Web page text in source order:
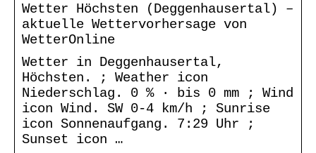
Wetter Höchsten (Deggenhausertal) –
aktuelle Wettervorhersage von
WetterOnline
Wetter in Deggenhausertal,
Höchsten. ; Weather icon
Niederschlag. 0 % · bis 0 mm ; Wind
icon Wind. SW 0-4 km/h ; Sunrise
icon Sonnenaufgang. 7:29 Uhr ;
Sunset icon …